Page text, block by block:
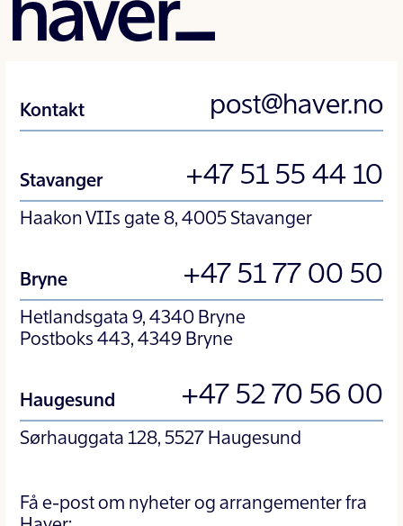
Kontakt post@haver.no
Stavanger +47 51 55 44 10
Haakon VIIs gate 8, 4005 Stavanger
Bryne +47 51 77 00 50
Hetlandsgata 9, 4340 Bryne
Postboks 443, 4349 Bryne
Haugesund +47 52 70 56 00
Sørhauggata 128, 5527 Haugesund
Få e-post om nyheter og arrangementer fra